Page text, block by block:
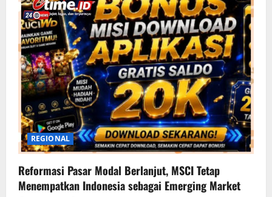
REGIONAL
Reformasi Pasar Modal Berlanjut, MSCI Tetap
Menempatkan Indonesia sebagai Emerging Market